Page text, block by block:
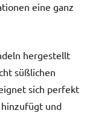
eine ganz
hergestellt
süßlichen
sich perfekt
und